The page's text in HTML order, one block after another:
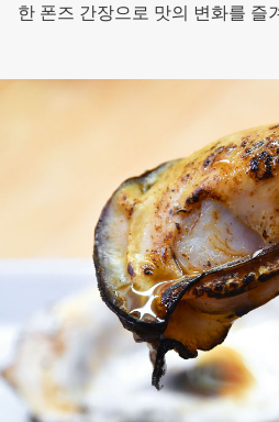
한 폰즈 간장으로 맛의 변화를 즐